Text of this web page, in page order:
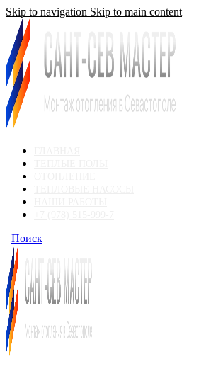
Skip to navigation Skip to main content
Поиск